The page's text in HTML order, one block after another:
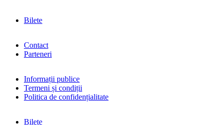
Bilete
Contact
Parteneri
Informații publice
Termeni și condiții
Politica de confidențialitate
Bilete